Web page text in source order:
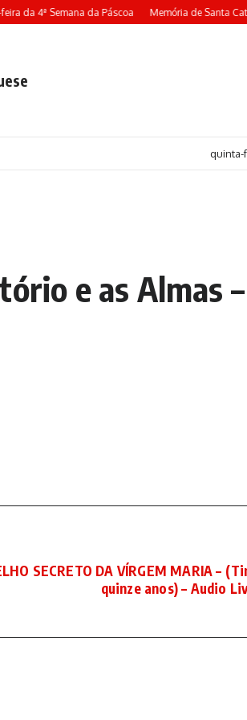
da 4ª Semana da Páscoa Memória de Santa
quinta-
e as Almas
SECRETO DA VÍRGEM MARIA –
quinze anos) – Audio